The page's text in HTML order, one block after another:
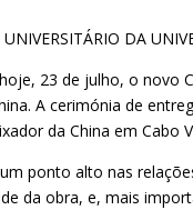
DA
23 de julho, o novo
A cerimónia de
da China em Cabo
ponto alto nas
da obra, e, mais